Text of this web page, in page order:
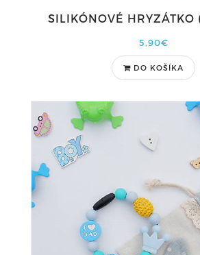
SILIKÓNOVÉ HRYZÁTKO
5,90€
DO KOŠÍKA